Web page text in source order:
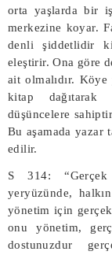
orta yaşlarda bir
merkezine koyar.
denli şiddetlidir
eleştirir. Ona göre
ait olmalıdır.
kitap dağıtarak
düşüncelere
Bu aşamada yazar
edilir.
S 314: “Gerçek
yeryüzünde,
yönetim için
onu yönetim,
dostunuzdur